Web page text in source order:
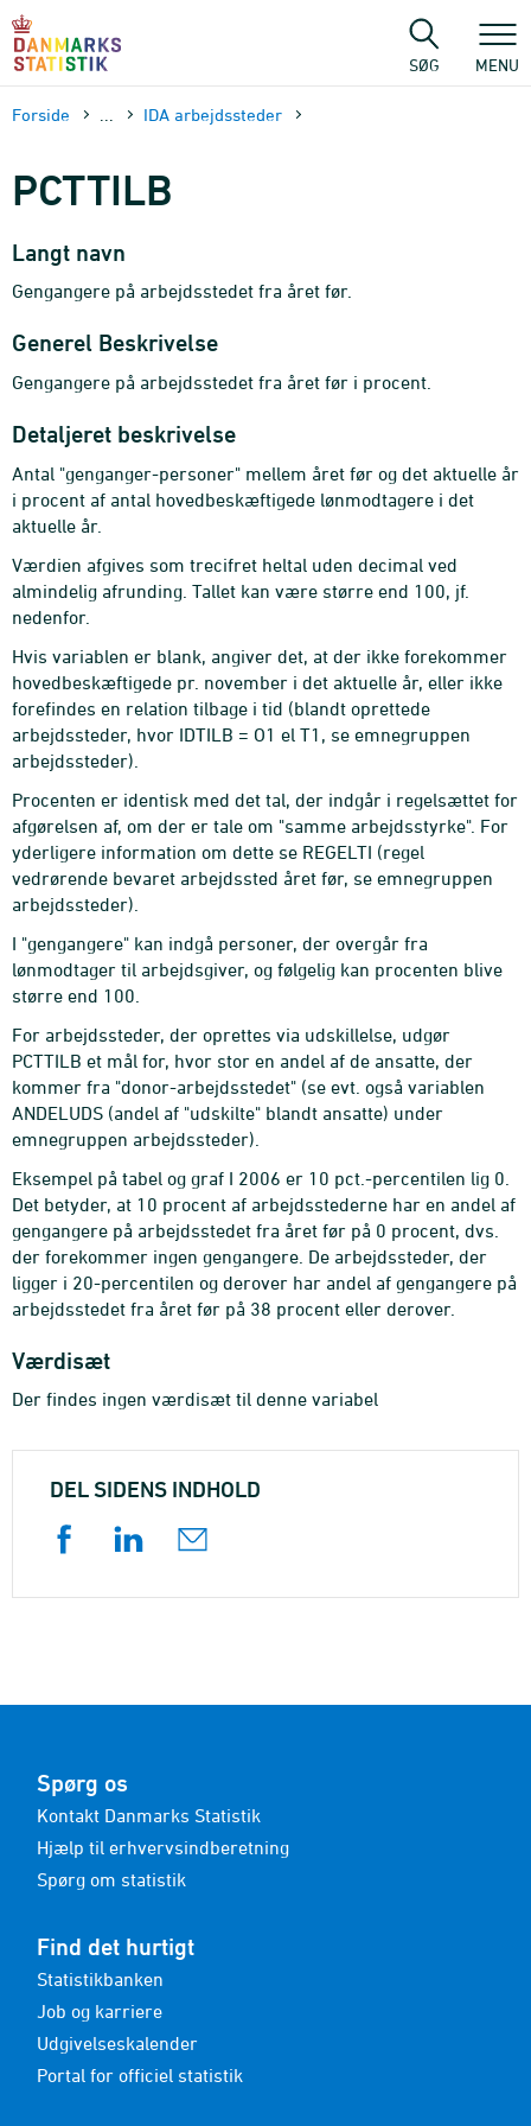
sidens
SØG MENU
Forside IDA arbejdssteder
PCTTILB
Langt navn
Gengangere på arbejdsstedet fra året før.
Generel Beskrivelse
Gengangere på arbejdsstedet fra året før i procent.
Detaljeret beskrivelse
Antal "genganger-personer" mellem året før og det aktuelle år
i procent af antal hovedbeskæftigede lønmodtagere i det
aktuelle år.
Værdien afgives som trecifret heltal uden decimal ved
almindelig afrunding. Tallet kan være større end 100, jf.
nedenfor.
Hvis variablen er blank, angiver det, at der ikke forekommer
hovedbeskæftigede pr. november i det aktuelle år, eller ikke
forefindes en relation tilbage i tid (blandt oprettede
arbejdssteder, hvor IDTILB = O1 el T1, se emnegruppen
arbejdssteder).
Procenten er identisk med det tal, der indgår i regelsættet for
afgørelsen af, om der er tale om "samme arbejdsstyrke". For
yderligere information om dette se REGELTI (regel
vedrørende bevaret arbejdssted året før, se emnegruppen
arbejdssteder).
I "gengangere" kan indgå personer, der overgår fra
lønmodtager til arbejdsgiver, og følgelig kan procenten blive
større end 100.
For arbejdssteder, der oprettes via udskillelse, udgør
PCTTILB et mål for, hvor stor en andel af de ansatte, der
kommer fra "donor-arbejdsstedet" (se evt. også variablen
ANDELUDS (andel af "udskilte" blandt ansatte) under
emnegruppen arbejdssteder).
Eksempel på tabel og graf I 2006 er 10 pct.-percentilen lig 0.
Det betyder, at 10 procent af arbejdsstederne har en andel af
gengangere på arbejdsstedet fra året før på 0 procent, dvs.
der forekommer ingen gengangere. De arbejdssteder, der
ligger i 20-percentilen og derover har andel af gengangere på
arbejdsstedet fra året før på 38 procent eller derover.
Værdisæt
Der findes ingen værdisæt til denne variabel
DEL SIDENS INDHOLD
Spørg os
Kontakt Danmarks Statistik
Hjælp til erhvervsindberetning
Spørg om statistik
Find det hurtigt
Statistikbanken
Job og karriere
Udgivelseskalender
Portal for officiel statistik